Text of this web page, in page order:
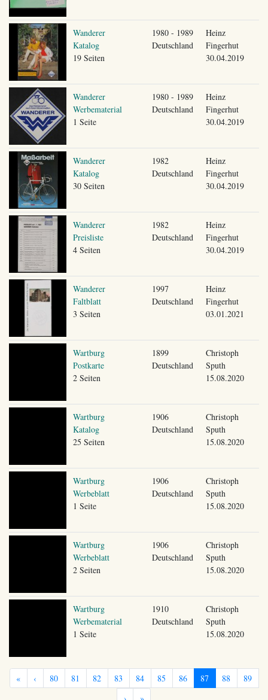
Wanderer
Katalog
19 Seiten
1980 - 1989
Deutschland
Heinz
Fingerhut
30.04.2019
Wanderer
Werbematerial
1 Seite
1980 - 1989
Deutschland
Heinz
Fingerhut
30.04.2019
Wanderer
Katalog
30 Seiten
1982
Deutschland
Heinz
Fingerhut
30.04.2019
Wanderer
Preisliste
4 Seiten
1982
Deutschland
Heinz
Fingerhut
30.04.2019
Wanderer
Faltblatt
3 Seiten
1997
Deutschland
Heinz
Fingerhut
03.01.2021
Wartburg
Postkarte
2 Seiten
1899
Deutschland
Christoph
Sputh
15.08.2020
Wartburg
Katalog
25 Seiten
1906
Deutschland
Christoph
Sputh
15.08.2020
Wartburg
Werbeblatt
1 Seite
1906
Deutschland
Christoph
Sputh
15.08.2020
Wartburg
Werbeblatt
2 Seiten
1906
Deutschland
Christoph
Sputh
15.08.2020
Wartburg
Werbematerial
1 Seite
1910
Deutschland
Christoph
Sputh
15.08.2020
« ‹ 80 81 82 83 84 85 86 87 88
89
›
»